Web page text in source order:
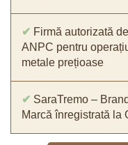
✔ Firmă autorizată de
ANPC pentru
metale prețioase
✔ SaraTremo –
Marcă înregistrată la